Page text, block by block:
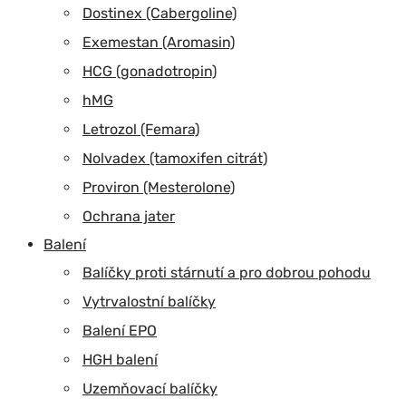
Dostinex (Cabergoline)
Exemestan (Aromasin)
HCG (gonadotropin)
hMG
Letrozol (Femara)
Nolvadex (tamoxifen citrát)
Proviron (Mesterolone)
Ochrana jater
Balení
Balíčky proti stárnutí a pro dobrou pohodu
Vytrvalostní balíčky
Balení EPO
HGH balení
Uzemňovací balíčky